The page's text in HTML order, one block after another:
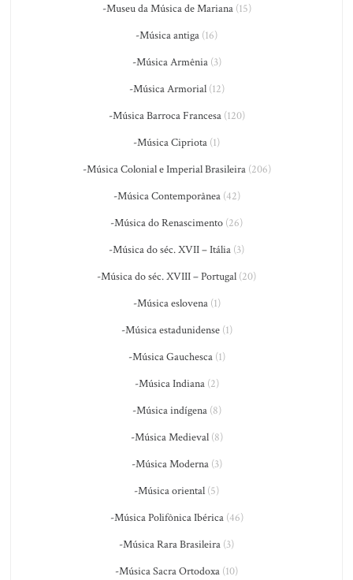
-Museu da Música de Mariana(15)
-Música antiga (16)
-Música Armênia(3)
-Música Armorial(12)
-Música Barroca Francesa(120)
-Música Cipriota (1)
-Música Colonial e Imperial Brasileira(206)
-Música Contemporânea(42)
-Música do Renascimento (26)
-Música do séc. XVII – Itália (3)
-Música do séc. XVIII – Portugal (20)
-Música eslovena(1)
-Música estadunidense(1)
-Música Gauchesca(1)
-Música Indiana(2)
-Música indígena(8)
-Música Medieval(8)
-Música Moderna(3)
-Música oriental (5)
-Música Polifônica Ibérica(46)
-Música Rara Brasileira (3)
-Música Sacra Ortodoxa (10)